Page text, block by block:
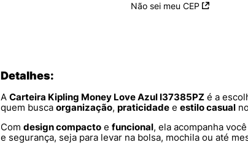
Não sei meu CEP
Detalhes:
A Carteira Kipling Money Love Azul I37385PZ é a
quem busca organização, praticidade e estilo casual
Com design compacto e funcional, ela acompanha
e segurança, seja para levar na bolsa, mochila ou até